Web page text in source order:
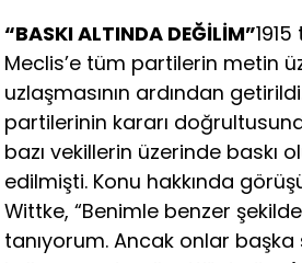
“BASKI ALTINDA DEĞİLİM”
Meclis’e tüm partilerin metin
uzlaşmasının ardından
partilerinin kararı
bazı vekillerin üzerinde baskı
edilmişti. Konu hakkında
Wittke, “Benimle benzer
tanıyorum. Ancak onlar başka